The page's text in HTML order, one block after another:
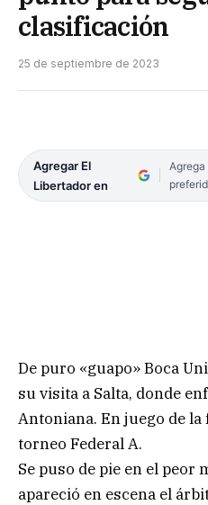
clasificación
25 de septiembre de 2023
Agregar El
Libertador en
Agrega
De puro «guapo» Boca
su visita a Salta, donde
Antoniana. En juego de la
torneo Federal A.
Se puso de pie en el peor
apareció en escena el